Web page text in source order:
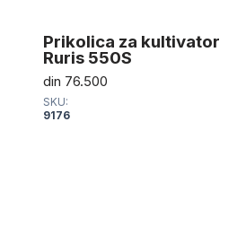
Prikolica za kultivator
Ruris 550S
din 76.500
SKU:
9176